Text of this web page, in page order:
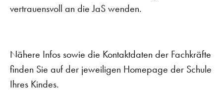
vertrauensvoll an die JaS wenden.
Nähere Infos sowie die Kontaktdaten der Fachkräfte
finden Sie auf der jeweiligen Homepage der Schule
Ihres Kindes.